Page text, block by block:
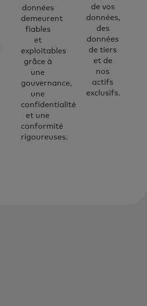
données
demeurent
fiables
et
exploitables
grâce à
une
gouvernance,
une
confidentialité
et une
conformité
rigoureuses.
de vos
données,
des
données
de tiers
et de
nos
actifs
exclusifs.